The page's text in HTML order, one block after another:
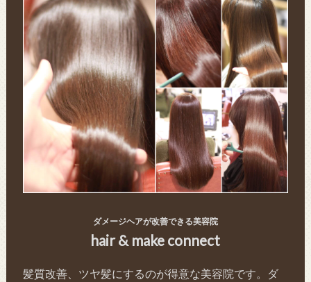
ダメージヘアが改善できる美容院
hair & make connect
髪質改善、ツヤ髪にするのが得意な美容院です。ダ